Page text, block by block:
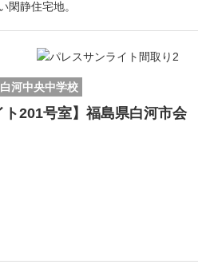
静住宅地。
河中央中学校
ト201号室】福島県白河市会